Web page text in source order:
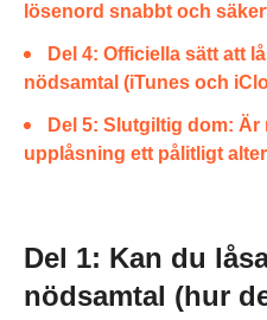
lösenord snabbt och
Del 4: Officiella sätt att
nödsamtal (iTunes och
Del 5: Slutgiltig dom:
upplåsning ett pålitligt
Del 1: Kan du
nödsamtal (hur